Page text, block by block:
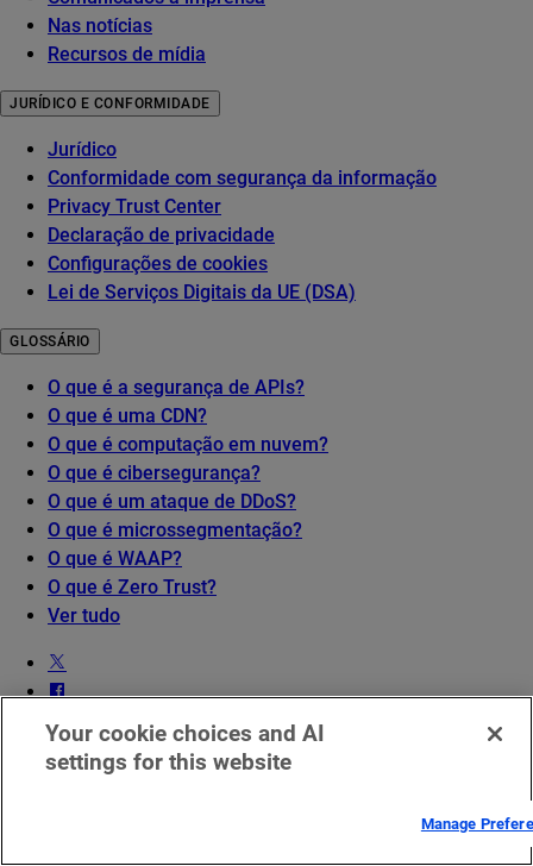
Nas notícias
Recursos de mídia
JURÍDICO E CONFORMIDADE
Jurídico
Conformidade com segurança da informação
Privacy Trust Center
Declaração de privacidade
Configurações de cookies
Lei de Serviços Digitais da UE (DSA)
GLOSSÁRIO
O que é a segurança de APIs?
O que é uma CDN?
O que é computação em nuvem?
O que é cibersegurança?
O que é um ataque de DDoS?
O que é microssegmentação?
O que é WAAP?
O que é Zero Trust?
Ver tudo
Your cookie choices and AI
settings for this website
Manage